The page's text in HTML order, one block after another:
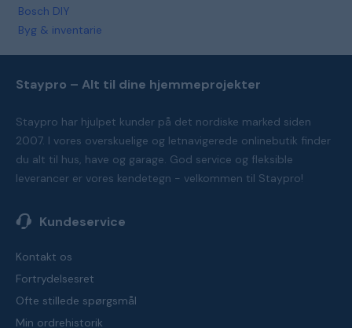
Bosch DIY
Byg & inventarie
Staypro – Alt til dine hjemmeprojekter
Staypro har hjulpet kunder på det nordiske marked siden
2007. I vores overskuelige og letnavigerede onlinebutik finder
du alt til hus, have og garage. God service og fleksible
leverancer er vores kendetegn - velkommen til Staypro!
Kundeservice
Kontakt os
Fortrydelsesret
Ofte stillede spørgsmål
Min ordrehistorik